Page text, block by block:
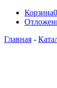
Корзина0
Главная -